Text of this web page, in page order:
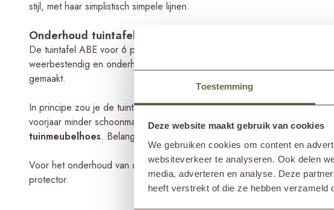
Toestemming
Deze website maakt gebruik van cookies
We gebruiken cookies om content en
websiteverkeer te analyseren. Ook delen
media, adverteren en analyse. Deze
heeft verstrekt of die ze hebben
stijl, met haar simplistisch simpele lijnen.
Onderhoud tuintafel teak
De tuintafel ABE voor 6 personen is geheel gemaakt van goede kwaliteit
weerbestendig en onderhoudsvriendelijk. Niet voor niets worden veel
gemaakt.
In principe zou je de tuintafel het hele jaar door buiten kunnen laten
voorjaar minder schoonmaakwerk te hebben, de tuintafel tijdens de natte
tuinmeubelhoes. Belangrijk is dan wel om te kiezen voor een
Voor het onderhoud van de teak tuintafel kun je een teak cleaner
protector.